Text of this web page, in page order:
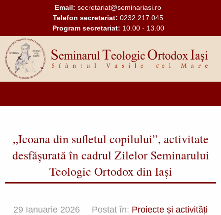
Mergi la conţinutul principal
Email: secretariat@seminariasi.ro
Telefon secretariat: 0232.217.045
Program secretariat: 10.00 - 13.00
Main
„Icoana din sufletul copilului”, activitate
desfășurată în cadrul Zilelor Seminarului
Teologic Ortodox din Iași
29 Ianuarie 2026 Postat în: Proiecte și activități